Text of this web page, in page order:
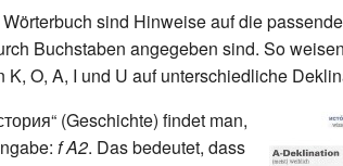
sind Hinweise auf die
Buchstaben angegeben sind. So
K, O, A, I und U auf unterschiedliche
(Geschichte) findet man,
f A2. Das bedeutet, dass